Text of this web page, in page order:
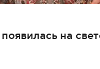
на